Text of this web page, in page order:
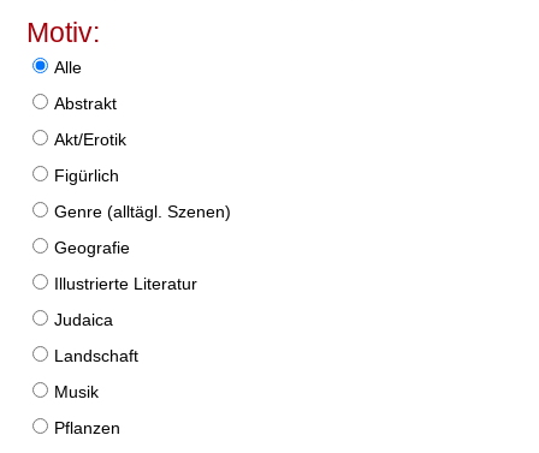
Motiv:
Alle
Abstrakt
Akt/Erotik
Figürlich
Genre (alltägl. Szenen)
Geografie
Illustrierte Literatur
Judaica
Landschaft
Musik
Pflanzen